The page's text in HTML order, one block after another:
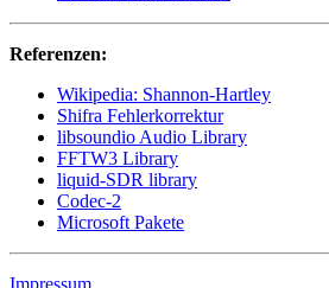
Referenzen:
Wikipedia: Shannon-Hartley
Shifra Fehlerkorrektur
libsoundio Audio Library
FFTW3 Library
liquid-SDR library
Codec-2
Microsoft Pakete